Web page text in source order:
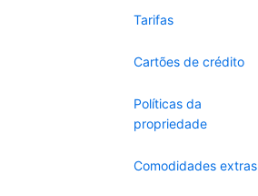
Tarifas
Cartões de crédito
Políticas da
propriedade
Comodidades extras